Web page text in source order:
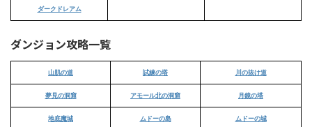
ダークドレアム
ダンジョン攻略一覧
山肌の道 試練の塔 川の抜け道
夢見の洞窟 アモール北の洞窟 月鏡の塔
地底魔城 ムドーの島 ムドーの城